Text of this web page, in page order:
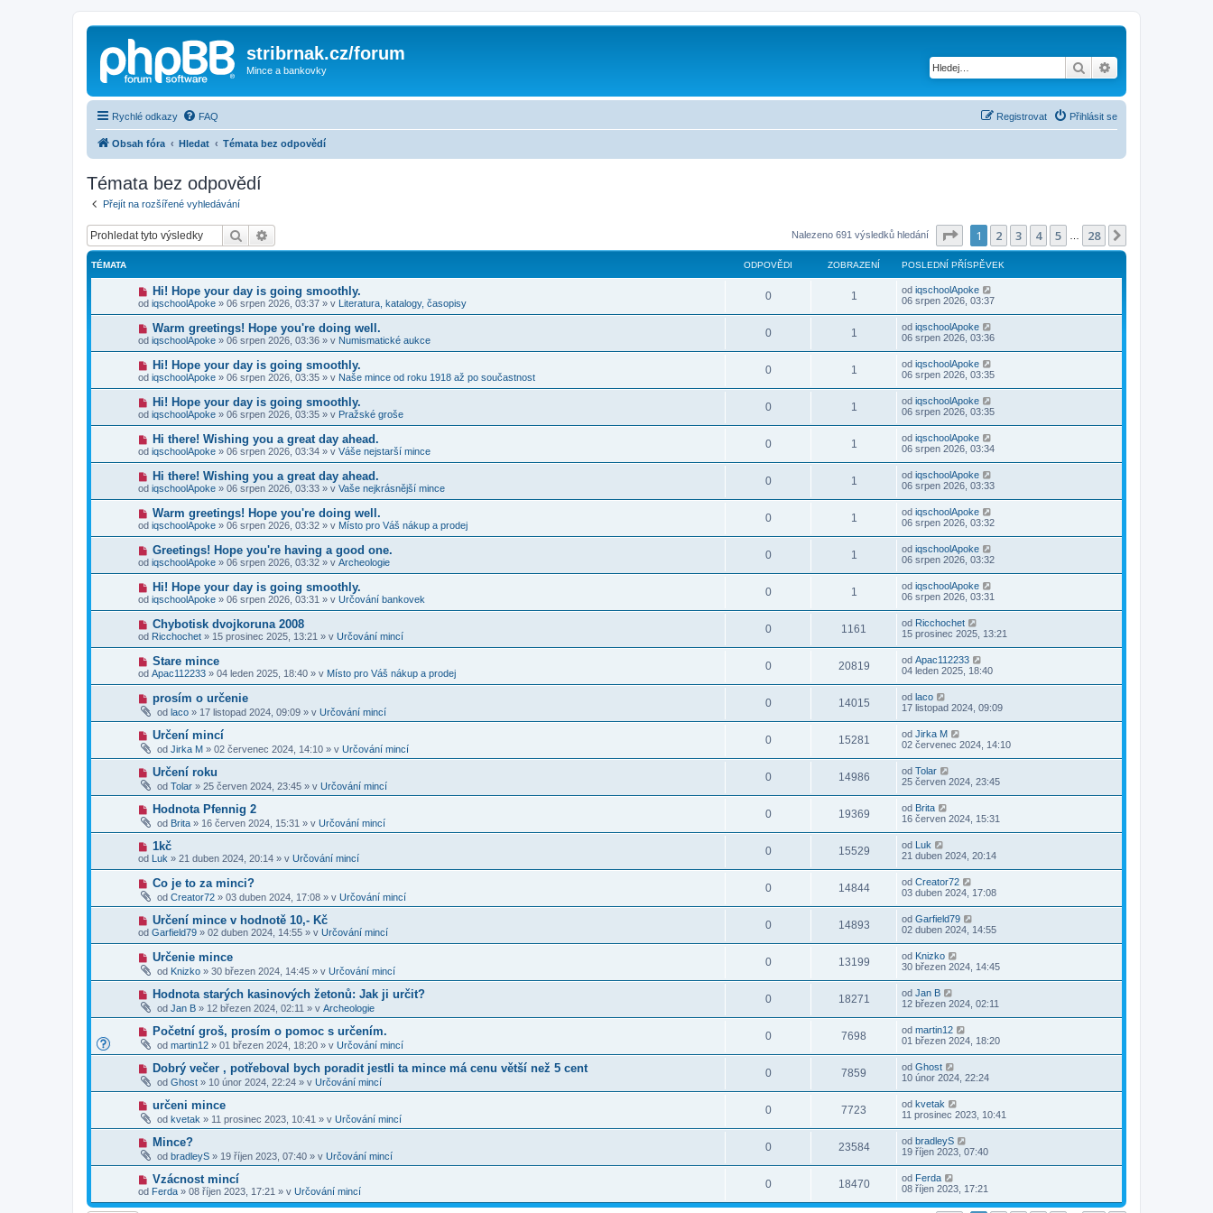
stribrnak.cz/forum
Mince a bankovky Hledat
Rychlé odkazy FAQ Přihlásit se
Registrovat
Obsah fóra Hledat Témata bez odpovědí
Témata bez odpovědí
Přejít na rozšířené vyhledávání
Hledat Nalezeno 691 výsledků hledání Stránka z 28
1 2 3 4 5 28
TÉMATA ODPOVĚDI ZOBRAZENÍ POSLEDNÍ PŘÍSPĚVEK
N
o
v
ý
p
ř
í
p
ě
v
e
k
Hi! Hope your day is going smoothly.
od iqschoolApoke » 06 srpen 2026, 03:37 » v Literatura, katalogy, časopisy
0 1 od iqschoolApoke
06 srpen 2026, 03:37
N
o
v
ý
p
ř
í
p
ě
v
e
k
Warm greetings! Hope you're doing well.
od iqschoolApoke » 06 srpen 2026, 03:36 » v Numismatické aukce
0 1 od iqschoolApoke
06 srpen 2026, 03:36
N
o
v
ý
p
ř
í
p
ě
v
e
k
Hi! Hope your day is going smoothly.
od iqschoolApoke » 06 srpen 2026, 03:35 » v Naše mince od roku 1918 až po součastnost
0 1 od iqschoolApoke
06 srpen 2026, 03:35
N
o
v
ý
p
ř
í
p
ě
v
e
k
Hi! Hope your day is going smoothly.
od iqschoolApoke » 06 srpen 2026, 03:35 » v Pražské groše
0 1 od iqschoolApoke
06 srpen 2026, 03:35
N
o
v
ý
p
ř
í
s
p
ě
v
e
k
Hi there! Wishing you a great day ahead.
od iqschoolApoke » 06 srpen 2026, 03:34 » v Váše nejstarší mince
0 1 od iqschoolApoke
06 srpen 2026, 03:34
N
o
v
ý
p
ř
í
s
p
ě
v
e
k
Hi there! Wishing you a great day ahead.
od iqschoolApoke » 06 srpen 2026, 03:33 » v Vaše nejkrásnější mince
0 1 od iqschoolApoke
06 srpen 2026, 03:33
N
o
v
p
ř
í
p
ě
v
e
k
Warm greetings! Hope you're doing well.
od iqschoolApoke » 06 srpen 2026, 03:32 » v Místo pro Váš nákup a prodej
0 1 od iqschoolApoke
06 srpen 2026, 03:32
N
o
v
ý
p
ř
í
s
p
ě
v
e
k
Greetings! Hope you're having a good one.
od iqschoolApoke » 06 srpen 2026, 03:32 » v Archeologie
0 1 od iqschoolApoke
06 srpen 2026, 03:32
N
o
v
p
ř
í
s
p
ě
e
k
Hi! Hope your day is going smoothly.
od iqschoolApoke » 06 srpen 2026, 03:31 » v Určování bankovek
0 1 od iqschoolApoke
06 srpen 2026, 03:31
N
o
v
ý
p
ř
í
s
p
ě
v
e
k
Chybotisk dvojkoruna 2008
od Ricchochet » 15 prosinec 2025, 13:21 » v Určování mincí
0 1161 od Ricchochet
15 prosinec 2025, 13:21
N
o
v
ř
í
s
p
ě
v
e
k
Stare mince
od Apac112233 » 04 leden 2025, 18:40 » v Místo pro Váš nákup a prodej
0 20819 od Apac112233
04 leden 2025, 18:40
N
o
v
ý
p
ř
í
s
p
ě
v
e
k
prosím o určenie
od laco » 17 listopad 2024, 09:09 » v Určování mincí
0 14015 od laco
17 listopad 2024, 09:09
N
v
ý
p
ř
í
p
ě
v
e
k
Určení mincí
od Jirka M » 02 červenec 2024, 14:10 » v Určování mincí
0 15281 od Jirka M
02 červenec 2024, 14:10
N
v
ý
p
ř
í
s
p
ě
v
e
k
Určení roku
od Tolar » 25 červen 2024, 23:45 » v Určování mincí
0 14986 od Tolar
25 červen 2024, 23:45
N
v
p
ř
í
s
p
ě
v
e
k
Hodnota Pfennig 2
od Brita » 16 červen 2024, 15:31 » v Určování mincí
0 19369 od Brita
16 červen 2024, 15:31
N
o
v
p
ř
í
s
p
ě
v
e
k
1kč
od Luk » 21 duben 2024, 20:14 » v Určování mincí
0 15529 od Luk
21 duben 2024, 20:14
N
v
ý
p
ř
í
s
p
ě
v
e
k
Co je to za minci?
od Creator72 » 03 duben 2024, 17:08 » v Určování mincí
0 14844 od Creator72
03 duben 2024, 17:08
N
o
v
ý
p
ř
í
p
ě
v
e
k
Určení mince v hodnotě 10,- Kč
od Garfield79 » 02 duben 2024, 14:55 » v Určování mincí
0 14893 od Garfield79
02 duben 2024, 14:55
N
v
ý
p
ř
í
p
ě
v
e
k
Určenie mince
od Knizko » 30 březen 2024, 14:45 » v Určování mincí
0 13199 od Knizko
30 březen 2024, 14:45
N
v
ý
p
ř
í
p
ě
e
k
Hodnota starých kasinových žetonů: Jak ji určit?
od Jan B » 12 březen 2024, 02:11 » v Archeologie
0 18271 od Jan B
12 březen 2024, 02:11
N
v
ý
p
ř
í
s
p
ě
v
e
k
Početní groš, prosím o pomoc s určením.
od martin12 » 01 březen 2024, 18:20 » v Určování mincí
0 7698 od martin12
01 březen 2024, 18:20
N
v
p
ř
í
p
ě
v
k
Dobrý večer , potřeboval bych poradit jestli ta mince má cenu větší než 5 cent
od Ghost » 10 únor 2024, 22:24 » v Určování mincí
0 7859 od Ghost
10 únor 2024, 22:24
N
v
ý
p
ř
í
s
p
ě
určeni mince
od kvetak » 11 prosinec 2023, 10:41 » v Určování mincí
0 7723 od kvetak
11 prosinec 2023, 10:41
N
v
ý
ř
í
Mince?
od bradleyS » 19 říjen 2023, 07:40 » v Určování mincí
0 23584 od bradleyS
19 říjen 2023, 07:40
N
o
v
ý
Vzácnost mincí
od Ferda » 08 říjen 2023, 17:21 » v Určování mincí
0 18470 od Ferda
08 říjen 2023, 17:21